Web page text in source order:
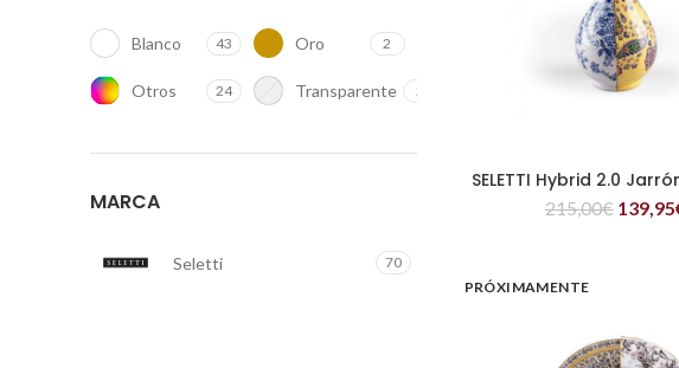
Blanco 43 Oro 2
Otros 24 Transparente 2
MARCA
Seletti 70
LEER MÁS
SELETTI Hybrid 2.0
215,00€ 139,95
PRÓXIMAMENTE